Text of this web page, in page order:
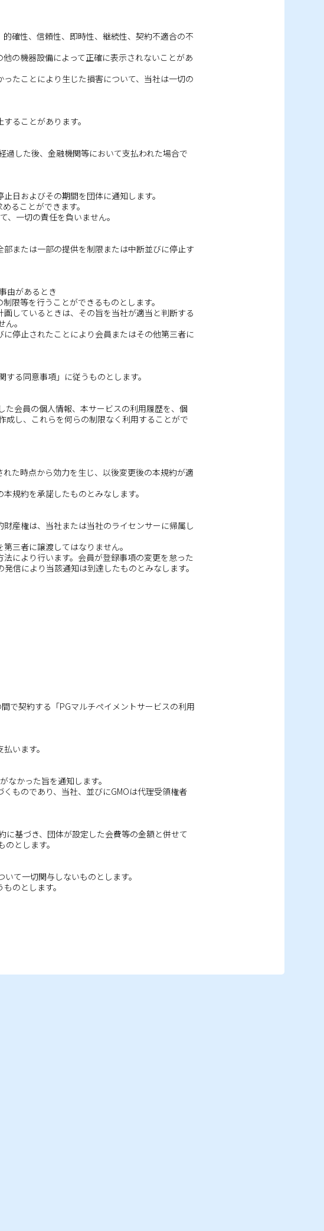
確性、信頼性、即時性、継続性、契約不適合の不
の機器設備によって正確に表示されないことがあ
たことにより生じた損害について、当社は一切の
ることがあります。
過した後、金融機関等において支払われた場合で
日およびその期間を団体に通知します。
ることができます。
一切の責任を負いません。
または一部の提供を制限または中断並びに停止す
由があるとき
限等を行うことができるものとします。
しているときは、その旨を当社が適当と判断する
。
停止されたことにより会員またはその他第三者に
る同意事項」に従うものとします。
会員の個人情報、本サービスの利用履歴を、個
成し、これらを何らの制限なく利用することがで
た時点から効力を生じ、以後変更後の本規約が適
規約を承諾したものとみなします。
産権は、当社または当社のライセンサーに帰属し
三者に譲渡してはなりません。
により行います。会員が登録事項の変更を怠った
信により当該通知は到達したものとみなします。
で契約する「PGマルチペイメントサービスの利用
います。
かった旨を通知します。
ものであり、当社、並びにGMOは代理受領権者
基づき、団体が設定した会費等の金額と併せて
とします。
て一切関与しないものとします。
のとします。